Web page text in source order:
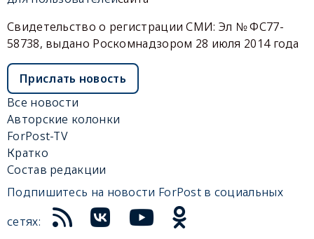
Свидетельство о регистрации СМИ: Эл № ФС77-
58738, выдано Роскомнадзором 28 июля 2014 года
Прислать новость
Все новости
Авторские колонки
ForPost-TV
Кратко
Состав редакции
Подпишитесь на новости ForPost в социальных
сетях: